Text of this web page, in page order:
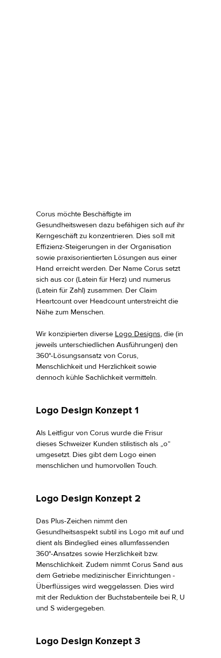
Corus möchte Beschäftigte im
Gesundheitswesen dazu befähigen sich auf ihr
Kerngeschäft zu konzentrieren. Dies soll mit
Effizienz-Steigerungen in der Organisation
sowie praxisorientierten Lösungen aus einer
Hand erreicht werden. Der Name Corus setzt
sich aus cor (Latein für Herz) und numerus
(Latein für Zahl) zusammen. Der Claim
Heartcount over Headcount unterstreicht die
Nähe zum Menschen.
Wir konzipierten diverse Logo Designs, die (in
jeweils unterschiedlichen Ausführungen) den
360°-Lösungsansatz von Corus,
Menschlichkeit und Herzlichkeit sowie
dennoch kühle Sachlichkeit vermitteln.
Logo Design Konzept 1
Als Leitfigur von Corus wurde die Frisur
dieses Schweizer Kunden stilistisch als „o“
umgesetzt. Dies gibt dem Logo einen
menschlichen und humorvollen Touch.
Logo Design Konzept 2
Das Plus-Zeichen nimmt den
Gesundheitsaspekt subtil ins Logo mit auf und
dient als Bindeglied eines allumfassenden
360°-Ansatzes sowie Herzlichkeit bzw.
Menschlichkeit. Zudem nimmt Corus Sand aus
dem Getriebe medizinischer Einrichtungen -
Überflüssiges wird weggelassen. Dies wird
mit der Reduktion der Buchstabenteile bei R, U
und S widergegeben.
Logo Design Konzept 3